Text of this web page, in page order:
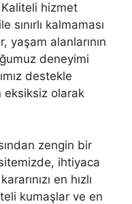
hizmet
sınırlı kalmaması
yaşam alanlarının
deneyimi
destekle
eksiksiz olarak
zengin bir
ihtiyaca
en hızlı
kumaşlar ve en